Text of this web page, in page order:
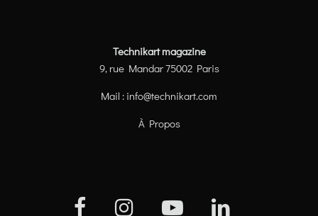
Technikart magazine
9, rue Mandar 75002 Paris
Mail : info@technikart.com
À Propos